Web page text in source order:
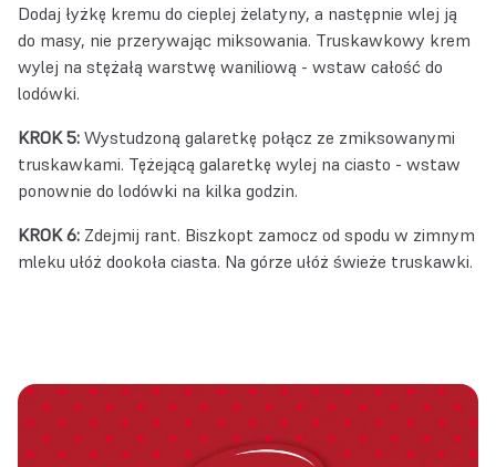
Dodaj łyżkę kremu do cieplej żelatyny, a następnie wlej ją
do masy, nie przerywając miksowania. Truskawkowy krem
wylej na stężałą warstwę waniliową - wstaw całość do
lodówki.
KROK 5: Wystudzoną galaretkę połącz ze zmiksowanymi
truskawkami. Tężejącą galaretkę wylej na ciasto - wstaw
ponownie do lodówki na kilka godzin.
KROK 6: Zdejmij rant. Biszkopt zamocz od spodu w zimnym
mleku ułóż dookoła ciasta. Na górze ułóż świeże truskawki.